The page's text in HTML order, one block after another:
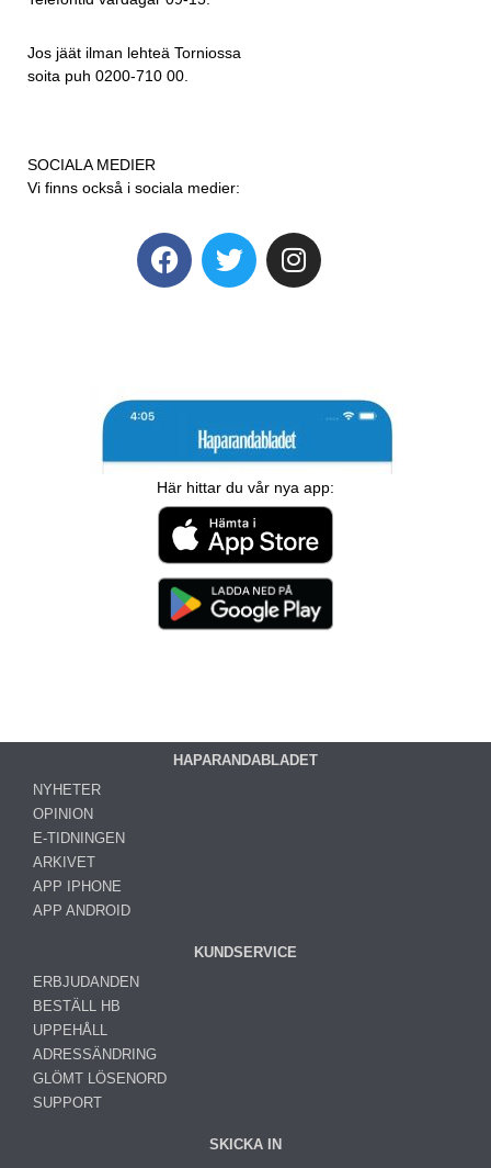
Jos jäät ilman lehteä Torniossa
soita puh 0200-710 00.
SOCIALA MEDIER
Vi finns också i sociala medier:
Här hittar du vår nya app:
HAPARANDABLADET
NYHETER
OPINION
E-TIDNINGEN
ARKIVET
APP IPHONE
APP ANDROID
KUNDSERVICE
ERBJUDANDEN
BESTÄLL HB
UPPEHÅLL
ADRESSÄNDRING
GLÖMT LÖSENORD
SUPPORT
SKICKA IN